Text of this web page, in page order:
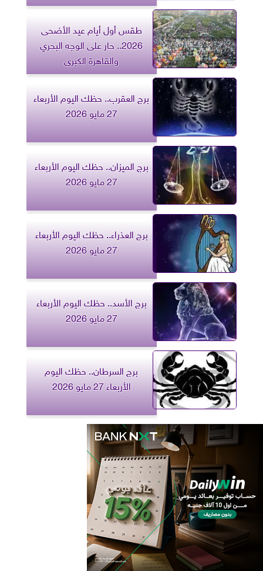
طقس أول أيام عيد الأضحى
2026.. حار على الوجه البحري
والقاهرة الكبرى
برج العقرب.. حظك اليوم الأربعاء
27 مايو 2026
برج الميزان.. حظك اليوم الأربعاء
27 مايو 2026
برج العذراء.. حظك اليوم الأربعاء
27 مايو 2026
برج الأسد.. حظك اليوم الأربعاء
27 مايو 2026
برج السرطان.. حظك اليوم
الأربعاء 27 مايو 2026